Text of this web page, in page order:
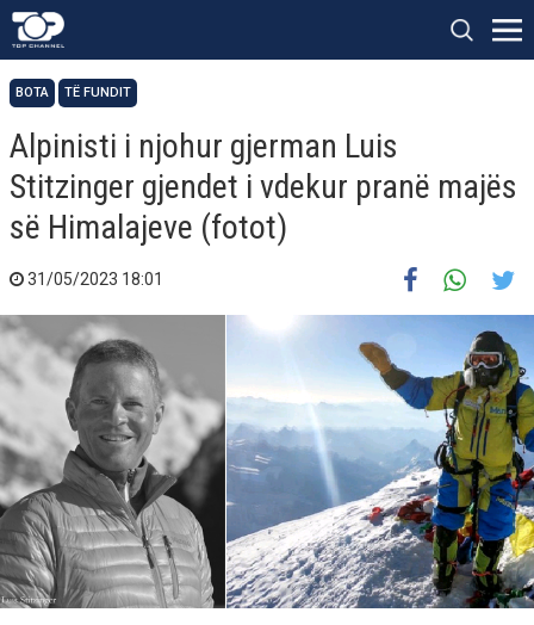
BOTA TË FUNDIT
Alpinisti i njohur gjerman Luis
Stitzinger gjendet i vdekur pranë majës
së Himalajeve (fotot)
31/05/2023 18:01